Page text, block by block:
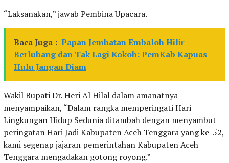
“Laksanakan,” jawab Pembina Upacara.
Baca Juga : Papan Jembatan Embaloh Hilir
Berlubang dan Tak Lagi Kokoh: PemKab Kapuas
Hulu Jangan Diam
Wakil Bupati Dr. Heri Al Hilal dalam amanatnya
menyampaikan, “Dalam rangka memperingati Hari
Lingkungan Hidup Sedunia ditambah dengan menyambut
peringatan Hari Jadi Kabupaten Aceh Tenggara yang ke-52,
kami segenap jajaran pemerintahan Kabupaten Aceh
Tenggara mengadakan gotong royong.”